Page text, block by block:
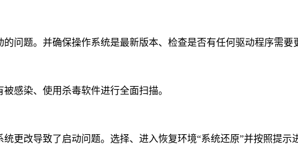
问题。并确保操作系统是最新版本、检查是否有任何驱动程序需要
感染、使用杀毒软件进行全面扫描。
更改导致了启动问题。选择、进入恢复环境“系统还原”并按照提示